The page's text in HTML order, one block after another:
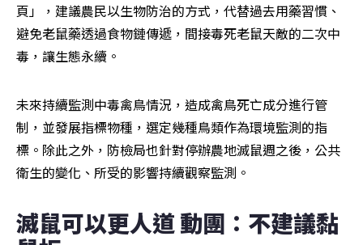
頁」，建議農民以生物防治的方式，代替過去用藥習慣、
避免老鼠藥透過食物鏈傳遞，間接毒死老鼠天敵的二次中
毒，讓生態永續。
未來持續監測中毒禽鳥情況，造成禽鳥死亡成分進行管
制，並發展指標物種，選定幾種鳥類作為環境監測的指
標。除此之外，防檢局也針對停辦農地滅鼠週之後，公共
衛生的變化、所受的影響持續觀察監測。
滅鼠可以更人道 動團：不建議黏